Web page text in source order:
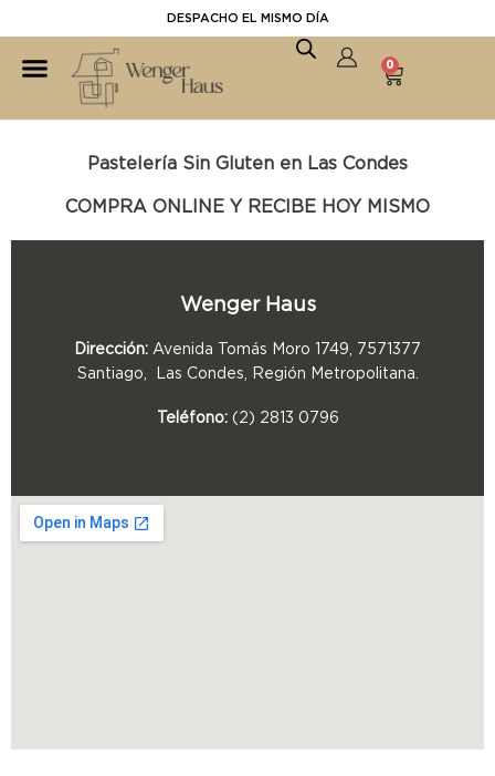
DESPACHO EL MISMO DÍA
0
Pastelería Sin Gluten en Las Condes
COMPRA ONLINE Y RECIBE HOY MISMO
Wenger Haus
Dirección: Avenida Tomás Moro 1749, 7571377
Santiago, Las Condes, Región Metropolitana.
Teléfono: (2) 2813 0796